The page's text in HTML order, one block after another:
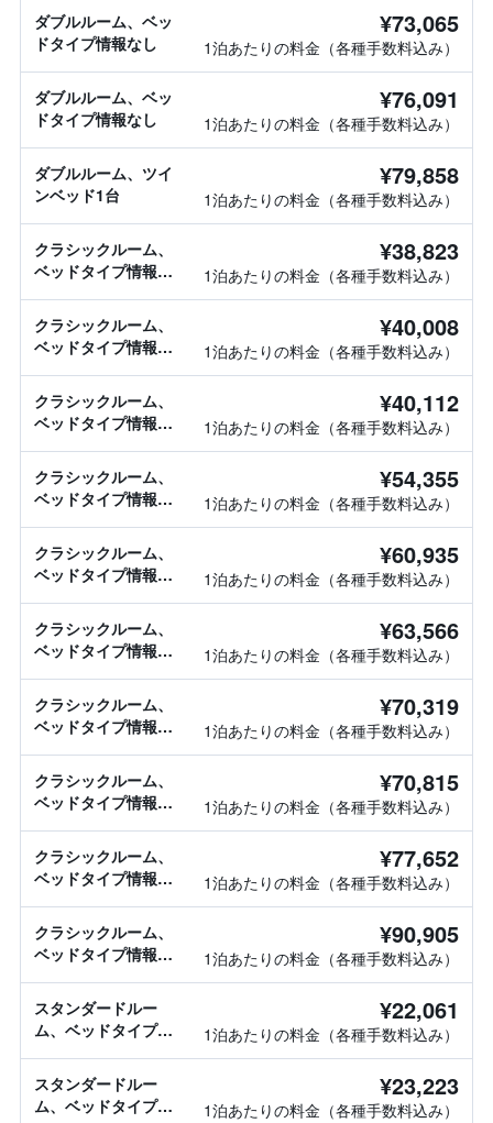
ダブルルーム、ベッ
ドタイプ情報なし
¥73,065
1泊あたりの料金（各種手数料込み）
ダブルルーム、ベッ
ドタイプ情報なし
¥76,091
1泊あたりの料金（各種手数料込み）
ダブルルーム、ツイ
ンベッド1台
¥79,858
1泊あたりの料金（各種手数料込み）
クラシックルーム、
ベッドタイプ情報な
¥38,823
1泊あたりの料金（各種手数料込み）
クラシックルーム、
ベッドタイプ情報な
¥40,008
1泊あたりの料金（各種手数料込み）
クラシックルーム、
ベッドタイプ情報な
¥40,112
1泊あたりの料金（各種手数料込み）
クラシックルーム、
ベッドタイプ情報な
¥54,355
1泊あたりの料金（各種手数料込み）
クラシックルーム、
ベッドタイプ情報な
¥60,935
1泊あたりの料金（各種手数料込み）
クラシックルーム、
ベッドタイプ情報な
¥63,566
1泊あたりの料金（各種手数料込み）
クラシックルーム、
ベッドタイプ情報な
¥70,319
1泊あたりの料金（各種手数料込み）
クラシックルーム、
ベッドタイプ情報な
¥70,815
1泊あたりの料金（各種手数料込み）
クラシックルーム、
ベッドタイプ情報な
¥77,652
1泊あたりの料金（各種手数料込み）
クラシックルーム、
ベッドタイプ情報な
¥90,905
1泊あたりの料金（各種手数料込み）
スタンダードルー
ム、ベッドタイプ情
¥22,061
1泊あたりの料金（各種手数料込み）
スタンダードルー
ム、ベッドタイプ情
¥23,223
1泊あたりの料金（各種手数料込み）